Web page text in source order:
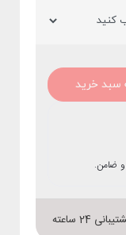
سبد خرید
24 ساعته